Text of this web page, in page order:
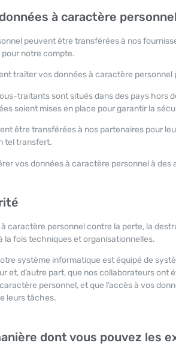
à caractère personnel
peuvent être transférées à nos
notre compte.
traiter vos données à caractère
traitants sont situés dans des pays hors
soient mises en place pour garantir la
être transférées à nos partenaires pour
tel transfert.
vos données à caractère personnel à des
caractère personnel contre la perte, la
la fois techniques et organisationnelles.
système informatique est équipé de
et, d’autre part, que nos collaborateurs
personnel, et que l’accès à vos
leurs tâches.
dont vous pouvez les